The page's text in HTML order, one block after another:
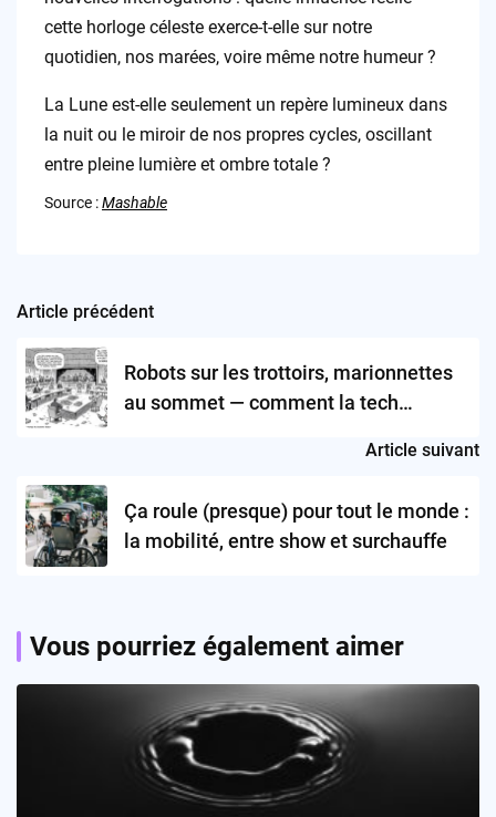
cette horloge céleste exerce-t-elle sur notre
quotidien, nos marées, voire même notre humeur ?
La Lune est-elle seulement un repère lumineux dans
la nuit ou le miroir de nos propres cycles, oscillant
entre pleine lumière et ombre totale ?
Source :Mashable
Post
navigation
Article précédent
Robots sur les trottoirs, marionnettes
au sommet — comment la tech
Article suivant
Ça roule (presque) pour tout le monde :
la mobilité, entre show et surchauffe
Vous pourriez également aimer